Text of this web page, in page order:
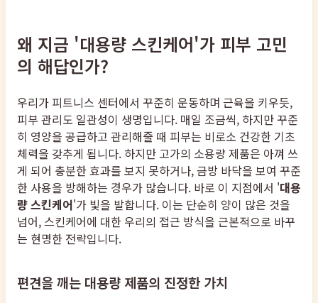
왜 지금 '대용량 스킨케어'가 피부 고민
의 해답인가?
우리가 피트니스 센터에서 꾸준히 운동하며 근육을 키우듯,
피부 관리도 일관성이 생명입니다. 매일 조금씩, 하지만 꾸준
히 영양을 공급하고 관리해줄 때 피부는 비로소 건강한 기초
체력을 갖추게 됩니다. 하지만 고가의 소용량 제품은 아껴 쓰
게 되어 충분한 효과를 보지 못하거나, 금방 바닥을 보여 꾸준
한 사용을 방해하는 경우가 많습니다. 바로 이 지점에서 '대용
량 스킨케어'가 빛을 발합니다. 이는 단순히 양이 많은 것을
넘어, 스킨케어에 대한 우리의 접근 방식을 근본적으로 바꾸
는 현명한 전략입니다.
편견을 깨는 대용량 제품의 진정한 가치